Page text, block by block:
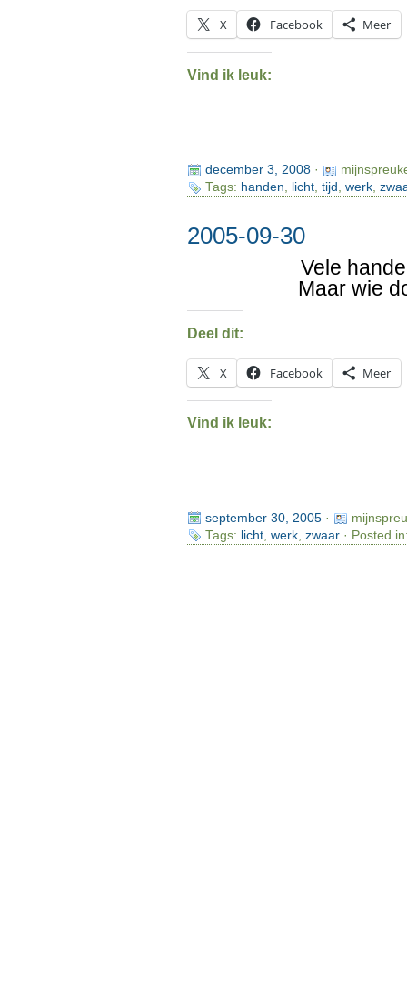
X Facebook Meer
Vind ik leuk:
december 3, 2008·
Tags: handen, licht, tijd , werk,
2005-09-30
Vele
Maar wie
Deel dit:
X Facebook Meer
Vind ik leuk:
september 30, 2005·
Tags: licht, werk, zwaar· Posted